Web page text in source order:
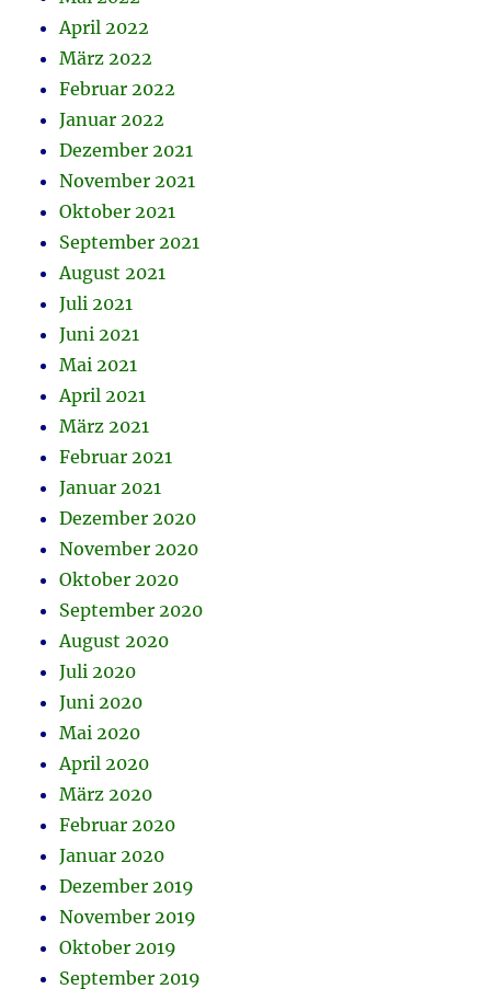
April 2022
März 2022
Februar 2022
Januar 2022
Dezember 2021
November 2021
Oktober 2021
September 2021
August 2021
Juli 2021
Juni 2021
Mai 2021
April 2021
März 2021
Februar 2021
Januar 2021
Dezember 2020
November 2020
Oktober 2020
September 2020
August 2020
Juli 2020
Juni 2020
Mai 2020
April 2020
März 2020
Februar 2020
Januar 2020
Dezember 2019
November 2019
Oktober 2019
September 2019